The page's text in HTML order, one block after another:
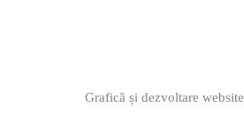
Graficã și dezvoltare website